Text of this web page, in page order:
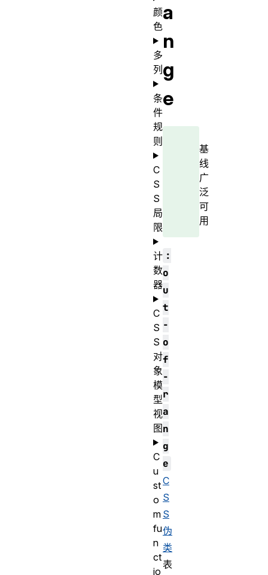
a
n
g
e
基
线
广
泛
可
用
:
o
u
t
-
o
f
-
r
a
n
g
e
C
S
S
伪
类
表
颜
色
多
列
条
件
规
则
C
S
S
局
限
计
数
器
C
S
S
对
象
模
型
视
图
C
u
st
o
m
fu
n
ct
io